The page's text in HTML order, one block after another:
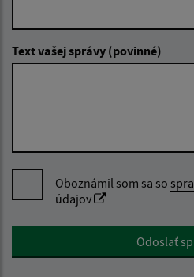
Text vašej správy (povinné)
Oboznámil som sa so
údajov
Google reCaptcha ResponseOdoslať